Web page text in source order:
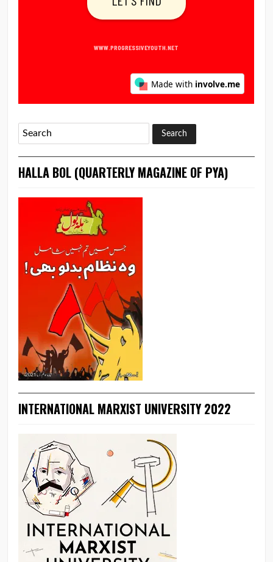
HALLA BOL (QUARTERLY MAGAZINE OF PYA)
INTERNATIONAL MARXIST UNIVERSITY 2022